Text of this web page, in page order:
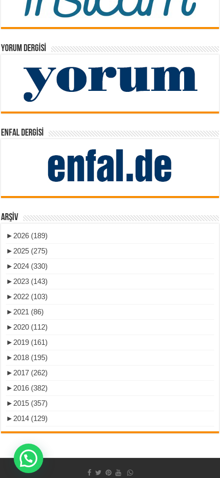
YORUM DERGISI
ENFAL DERGISI
ARŞIV
►2026 (189)
►2025 (275)
►2024 (330)
►2023 (143)
►2022 (103)
►2021 (86)
►2020 (112)
►2019 (161)
►2018 (195)
►2017 (262)
►2016 (382)
►2015 (357)
►2014 (129)